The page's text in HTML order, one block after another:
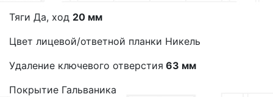
Тяги Да, ход 20 мм
Цвет лицевой/ответной планки Никель
Удаление ключевого отверстия 63 мм
Покрытие Гальваника